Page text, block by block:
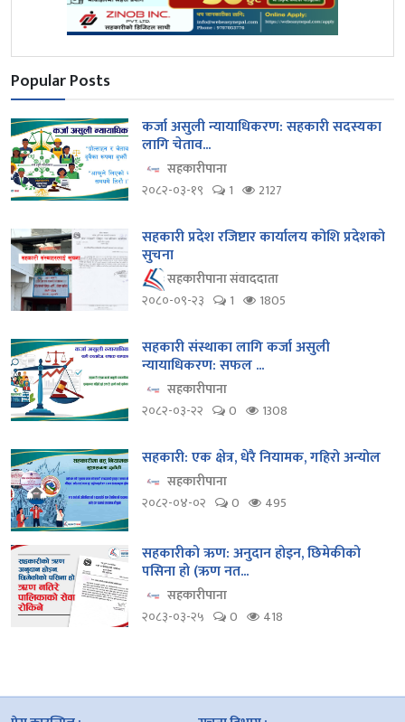
Popular Posts
कर्जा असुली न्यायाधिकरण: सहकारी सदस्यका
लागि चेताव...
सहकारीपाना
२०८२-०३-१९
1 2127
सहकारी प्रदेश रजिष्टार कार्यालय कोशि प्रदेशको
सुचना
सहकारीपाना संवाददाता
२०८०-०९-२३
1 1805
सहकारी संस्थाका लागि कर्जा असुली
न्यायाधिकरण: सफल ...
सहकारीपाना
२०८२-०३-२२
0 1308
सहकारी: एक क्षेत्र, धेरै नियामक, गहिरो अन्योल
सहकारीपाना
२०८२-०४-०२
0 495
सहकारीको ऋण: अनुदान होइन, छिमेकीको
पसिना हो (ऋण नत...
सहकारीपाना
२०८३-०३-२५
0 418